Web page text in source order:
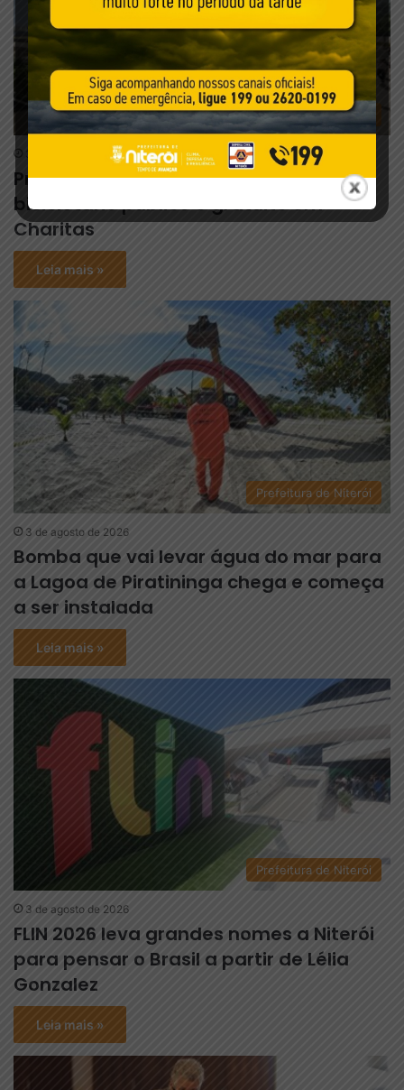
Prefeitura de Niterói
3 de agosto de 2026
Prefeitura de Niterói inaugura
bicicletário público e gratuito em
Charitas
Leia mais »
Prefeitura de Niterói
3 de agosto de 2026
Bomba que vai levar água do mar para
a Lagoa de Piratininga chega e começa
a ser instalada
Leia mais »
Prefeitura de Niterói
3 de agosto de 2026
FLIN 2026 leva grandes nomes a Niterói
para pensar o Brasil a partir de Lélia
Gonzalez
Leia mais »